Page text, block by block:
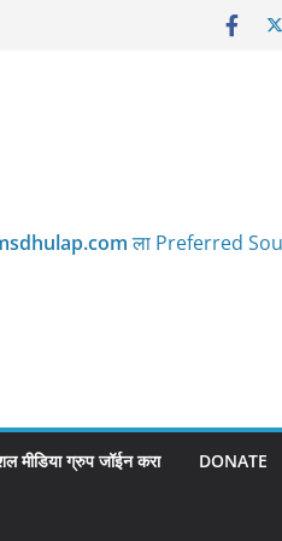
ला Preferred
मीडिया ग्रुप जॉईन करा DONATE